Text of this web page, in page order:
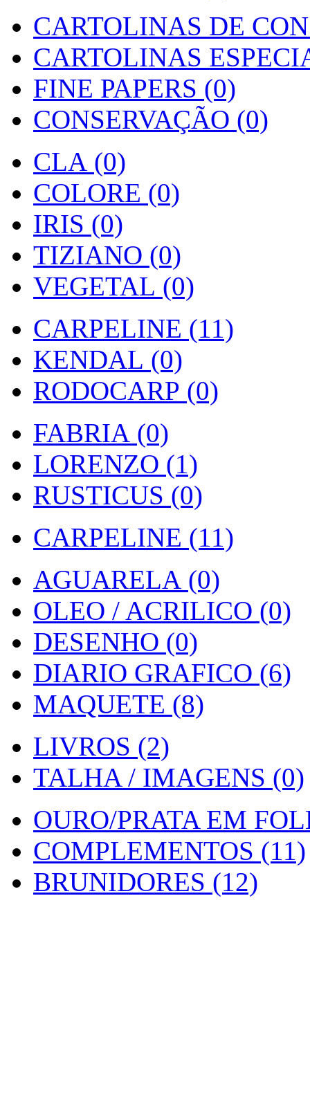
CARTOLINAS DE
CARTOLINAS
FINE PAPERS (0)
CONSERVAÇÃO (0)
CLA (0)
COLORE (0)
IRIS (0)
TIZIANO (0)
VEGETAL (0)
CARPELINE (11)
KENDAL (0)
RODOCARP (0)
FABRIA (0)
LORENZO (1)
RUSTICUS (0)
CARPELINE (11)
AGUARELA (0)
OLEO / ACRILICO (0)
DESENHO (0)
DIARIO GRAFICO (6)
MAQUETE (8)
LIVROS (2)
TALHA / IMAGENS (0)
OURO/PRATA EM
COMPLEMENTOS (11)
BRUNIDORES (12)